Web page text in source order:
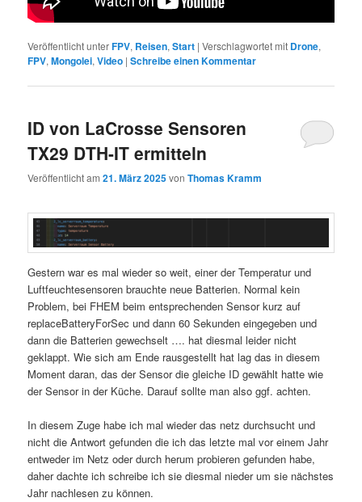
Veröffentlicht unterFPV, Reisen,Start |Verschlagwortet mit Drone,
FPV,Mongolei,Video |Schreibe einen Kommentar
ID von LaCrosse Sensoren
TX29 DTH-IT ermitteln
Veröffentlicht am21. März 2025vonThomas Kramm
Gestern war es mal wieder so weit, einer der Temperatur und
Luftfeuchtesensoren brauchte neue Batterien. Normal kein
Problem, bei FHEM beim entsprechenden Sensor kurz auf
replaceBatteryForSec und dann 60 Sekunden eingegeben und
dann die Batterien gewechselt …. hat diesmal leider nicht
geklappt. Wie sich am Ende rausgestellt hat lag das in diesem
Moment daran, das der Sensor die gleiche ID gewählt hatte wie
der Sensor in der Küche. Darauf sollte man also ggf. achten.
In diesem Zuge habe ich mal wieder das netz durchsucht und
nicht die Antwort gefunden die ich das letzte mal vor einem Jahr
entweder im Netz oder durch herum probieren gefunden habe,
daher dachte ich schreibe ich sie diesmal nieder um sie nächstes
Jahr nachlesen zu können.